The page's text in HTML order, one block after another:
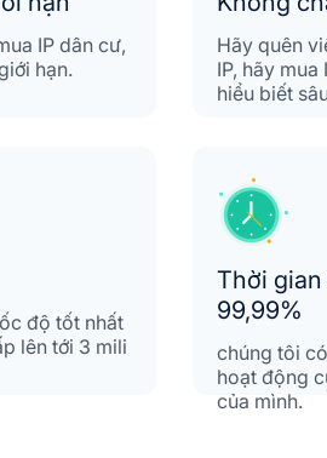
IP dân cư,
hạn.
Hãy quên
IP, hãy
hiểu biết
độ tốt nhất
lên tới 3 mili
Thời
99,99%
chúng tôi
hoạt động
của mình.